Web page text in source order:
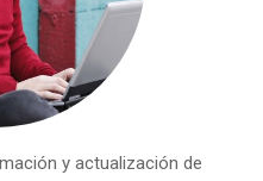
y actualización de